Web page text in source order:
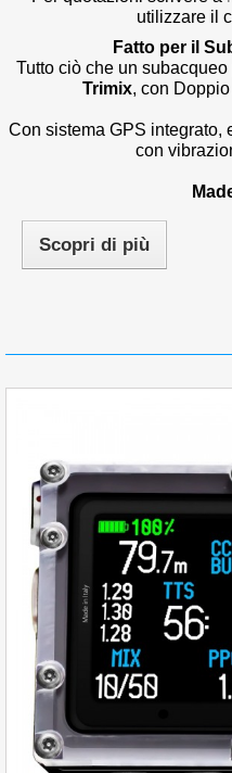
utilizzare il
Fatto per il
Tutto ciò che un
Trimix, con
Con sistema GPS integrato,
con
Scopri di più